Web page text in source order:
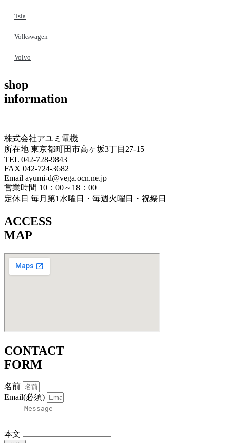
Tsla
Volkswagen
Volvo
shop
information
株式会社アユミ電機
所在地 東京都町田市高ヶ坂3丁目27‐15
TEL 042-728-9843
FAX 042-724-3682
Email ayumi-d@vega.ocn.ne.jp
営業時間 10：00～18：00
定休日 毎月第1水曜日・毎週火曜日・祝祭日
ACCESS
MAP
CONTACT
FORM
名前
Email(必須)
本文